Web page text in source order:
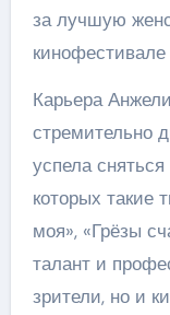
за лучшую
кинофестивале
Карьера
стремительно
успела
которых такие
моя», «Грёзы
талант и
зрители, но и